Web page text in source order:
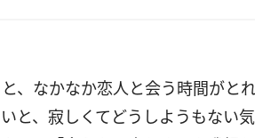
、なかなか恋人と会う時間がと
と、寂しくてどうしようもない